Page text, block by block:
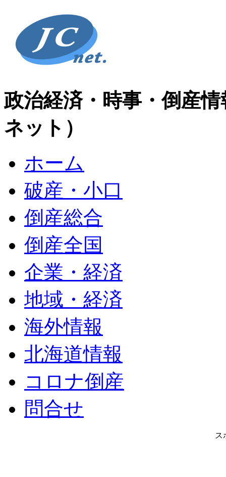
政治経済・時事・倒産
ネット）
ホーム
破産・小口
倒産総合
倒産全国
企業・経済
地域・経済
海外情報
北海道情報
コロナ倒産
問合せ
ス